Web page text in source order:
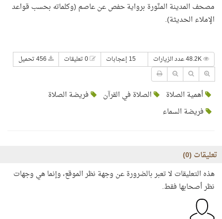
مصحف المدينة المنَّورة برواية حفص عن عاصم (وكلماته بحسب قواعد
الإملاء الحديثة).
15 إعجابات
أهمية الصلاة الصلاة في القرآن
فريضة الصلاة
فريضة السماء
تعليقات (0
)
هذه التعليقات لا تعبر بالضرورة عن وجهة نظر الموقع، وإنما هي وجهات
نظر أصحابها فقط.